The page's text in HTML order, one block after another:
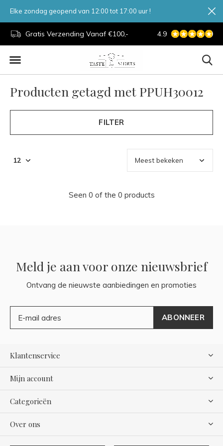
Gratis Verzending Vanaf €100,- 7 Dagen Per
4.9
Elke zondag geopend van 12:00 tot 17:00 uur !
Producten getagd met PPUH30012
FILTER
Seen 0 of the 0 products
Meld je aan voor onze nieuwsbrief
Ontvang de nieuwste aanbiedingen en promoties
ABONNEER
Klantenservice
Mijn account
Categorieën
Over ons